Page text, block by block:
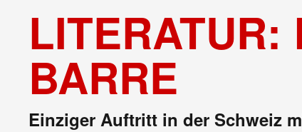
LITERATUR:
BARRE
Einziger Auftritt in der Schweiz